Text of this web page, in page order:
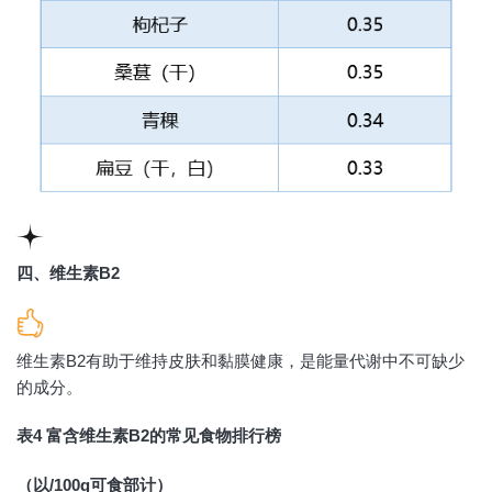
四、维生素B2
维生素B2有助于维持皮肤和黏膜健康，是能量代谢中不可缺少
的成分。
表4 富含维生素B2的常见食物排行榜
（以/100g可食部计）